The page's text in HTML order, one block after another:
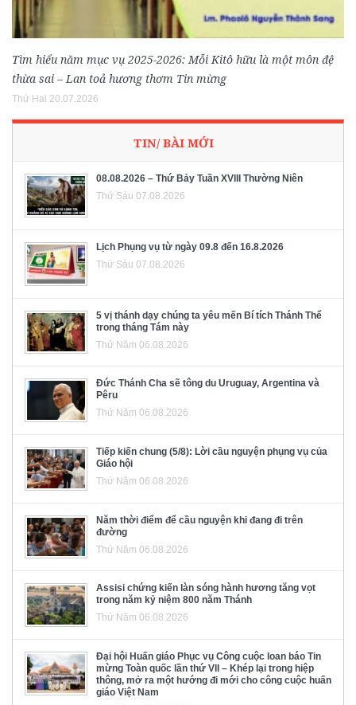
Tìm hiểu năm mục vụ 2025-2026: Mỗi Kitô hữu là một môn đệ
thừa sai – Lan toả hương thơm Tin mừng
Thứ Hai 20.07.2026
TIN/ BÀI MỚI
08.08.2026 – Thứ Bảy Tuần XVIII Thường Niên
Thứ Sáu 07.08.2026
Lịch Phụng vụ từ ngày 09.8 đến 16.8.2026
Thứ Sáu 07.08.2026
5 vị thánh dạy chúng ta yêu mến Bí tích Thánh Thể
trong tháng Tám này
Thứ Năm 06.08.2026
Đức Thánh Cha sẽ tông du Uruguay, Argentina và
Pêru
Thứ Năm 06.08.2026
Tiếp kiến chung (5/8): Lời cầu nguyện phụng vụ của
Giáo hội
Thứ Năm 06.08.2026
Năm thời điểm để cầu nguyện khi đang đi trên
đường
Thứ Năm 06.08.2026
Assisi chứng kiến làn sóng hành hương tăng vọt
trong năm kỷ niệm 800 năm Thánh
Thứ Năm 06.08.2026
Đại hội Huấn giáo Phục vụ Công cuộc loan báo Tin
mừng Toàn quốc lần thứ VII – Khép lại trong hiệp
thông, mở ra một hướng đi mới cho công cuộc huấn
giáo Việt Nam